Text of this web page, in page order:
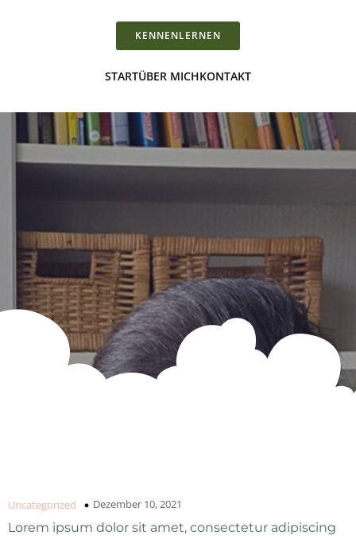
STARTÜBER MICHKONTAKT
KENNENLERNEN
Uncategorized Dezember 10, 2021
Lorem ipsum dolor sit amet, consectetur adipiscing